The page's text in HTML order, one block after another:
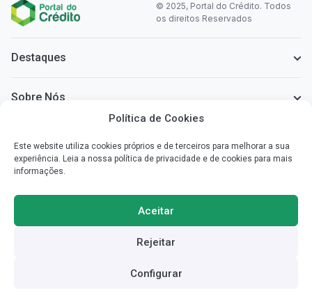
Política de Cookies
Este website utiliza cookies próprios e de terceiros para melhorar a sua
experiência. Leia a nossa política de privacidade e de cookies para mais
informações.
Aceitar
Rejeitar
Configurar
© 2025, Portal do Crédito. Todos
os direitos Reservados
Destaques
Sobre Nós
Simplificamos a informação que necessita para poder escolher o